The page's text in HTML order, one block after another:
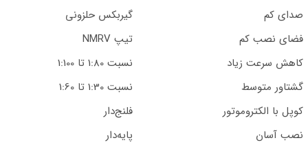
صدای کم
گیربکس حلزونی
فضای نصب کم
تیپ NMRV
کاهش سرعت زیاد
نسبت 1:80 تا 1:100
گشتاور متوسط
نسبت 1:30 تا 1:60
کوپل با الکتروموتور
فلنج‌دار
نصب آسان
پایه‌دار